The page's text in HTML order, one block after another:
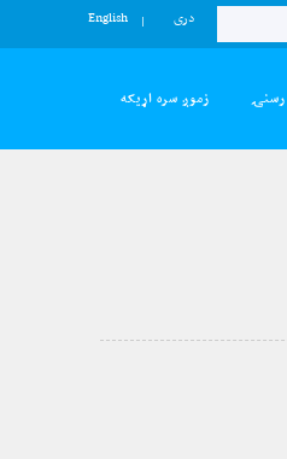
دری English
رسنۍ زموږ سره اړیکه